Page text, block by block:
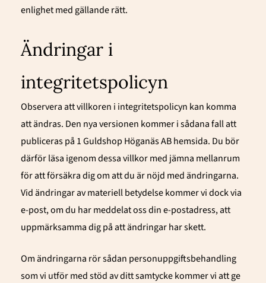
enlighet med gällande rätt.
Ändringar i
integritetspolicyn
Observera att villkoren i integritetspolicyn kan komma
att ändras. Den nya versionen kommer i sådana fall att
publiceras på 1 Guldshop Höganäs ABhemsida. Du bör
därför läsa igenom dessa villkor med jämna mellanrum
för att försäkra dig om att du är nöjd med ändringarna.
Vid ändringar av materiell betydelse kommer vi dock via
e-post, om du har meddelat oss din e-postadress, att
uppmärksamma dig på att ändringar har skett.
Om ändringarna rör sådan personuppgiftsbehandling
som vi utför med stöd av ditt samtycke kommer vi att ge